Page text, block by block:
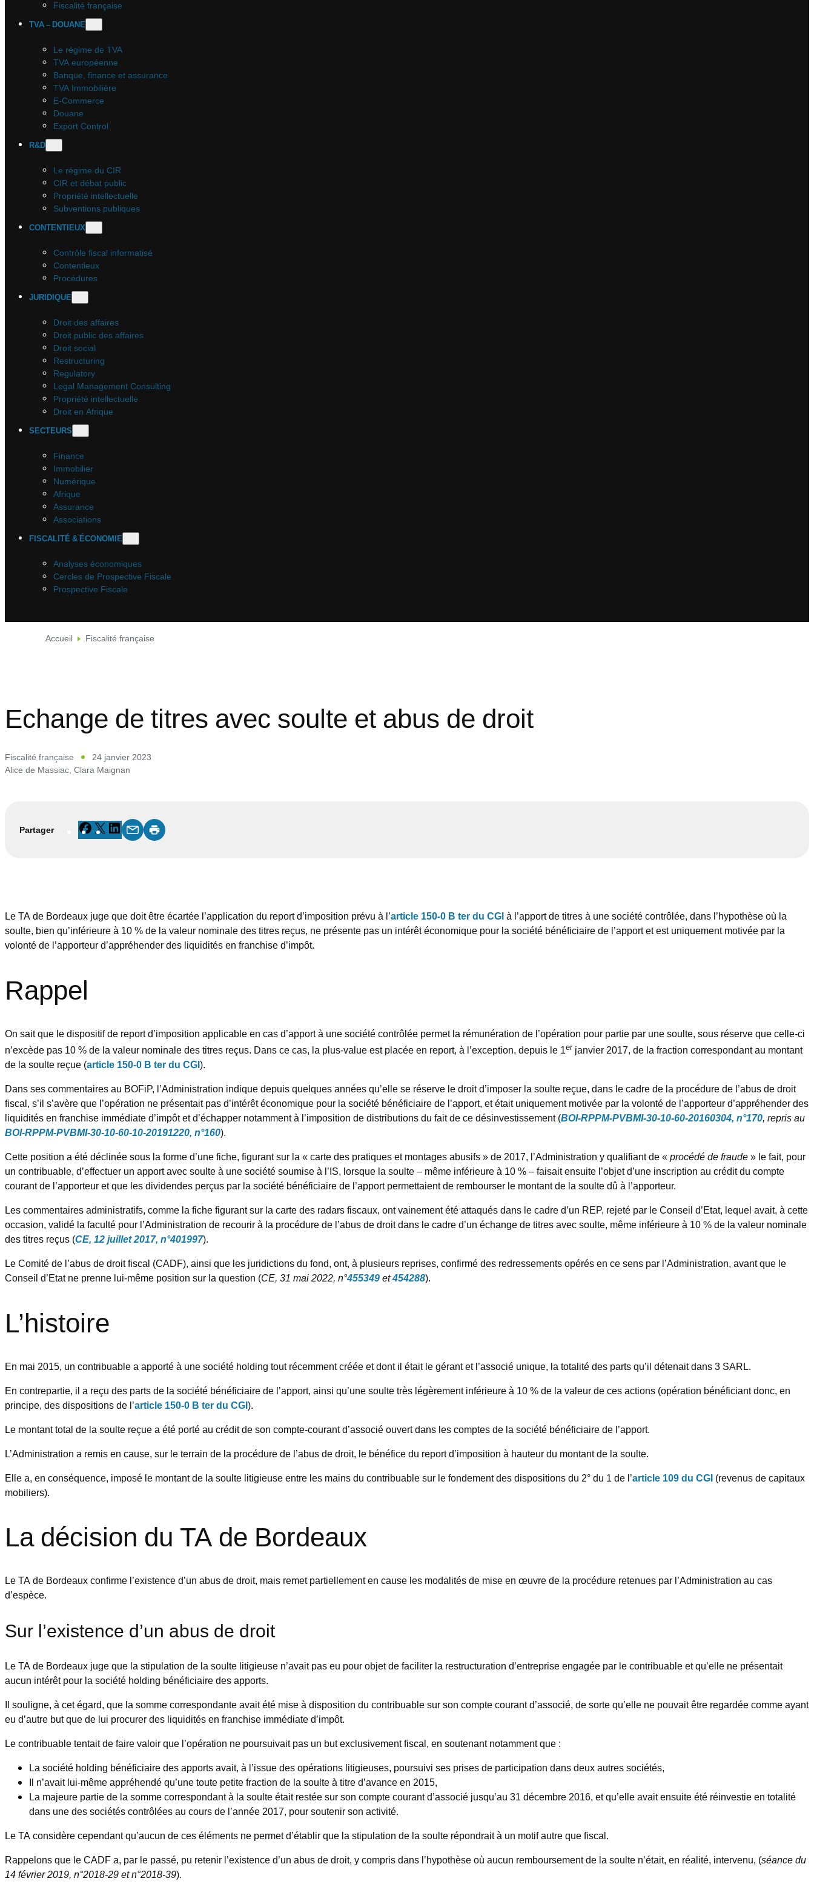
Fiscalité française
TVA – DOUANE
Le régime de TVA
TVA européenne
Banque, finance et assurance
TVA Immobilière
E-Commerce
Douane
Export Control
R&D
Le régime du CIR
CIR et débat public
Propriété intellectuelle
Subventions publiques
CONTENTIEUX
Contrôle fiscal informatisé
Contentieux
Procédures
JURIDIQUE
Droit des affaires
Droit public des affaires
Droit social
Restructuring
Regulatory
Legal Management Consulting
Propriété intellectuelle
Droit en Afrique
SECTEURS
Finance
Immobilier
Numérique
Afrique
Assurance
Associations
FISCALITÉ & ÉCONOMIE
Analyses économiques
Cercles de Prospective Fiscale
Prospective Fiscale
Accueil Fiscalité française
Echange de titres avec soulte et abus de droit
Fiscalité française
24 janvier 2023
Alice de Massiac Clara Maignan
Partager Facebook
X LinkedIn
Le TA de Bordeaux juge que doit être écartée l’application du report d’imposition prévu à l’article 150-0 B ter du CGIà l’apport de titres à une société contrôlée, dans l’hypothèse où la
soulte, bien qu’inférieure à 10 % de la valeur nominale des titres reçus, ne présente pas un intérêt économique pour la société bénéficiaire de l’apport et est uniquement motivée par la
volonté de l’apporteur d’appréhender des liquidités en franchise d’impôt.
Rappel
On sait que le dispositif de report d’imposition applicable en cas d’apport à une société contrôlée permet la rémunération de l’opération pour partie par une soulte, sous réserve que celle-ci
n’excède pas 10 % de la valeur nominale des titres reçus. Dans ce cas, la plus-value est placée en report, à l’exception, depuis le 1erjanvier 2017, de la fraction correspondant au montant
de la soulte reçue (article 150-0 B ter du CGI).
Dans ses commentaires au BOFiP, l’Administration indique depuis quelques années qu’elle se réserve le droit d’imposer la soulte reçue, dans le cadre de la procédure de l’abus de droit
fiscal, s’il s’avère que l’opération ne présentait pas d’intérêt économique pour la société bénéficiaire de l’apport, et était uniquement motivée par la volonté de l’apporteur d’appréhender des
liquidités en franchise immédiate d’impôt et d’échapper notamment à l’imposition de distributions du fait de ce désinvestissement (BOI-RPPM-PVBMI-30-10-60-20160304, n°170, repris au
BOI-RPPM-PVBMI-30-10-60-10-20191220, n°160).
Cette position a été déclinée sous la forme d’une fiche, figurant sur la « carte des pratiques et montages abusifs » de 2017, l’Administration y qualifiant de «procédé de fraude» le fait, pour
un contribuable, d’effectuer un apport avec soulte à une société soumise à l’IS, lorsque la soulte – même inférieure à 10 % – faisait ensuite l’objet d’une inscription au crédit du compte
courant de l’apporteur et que les dividendes perçus par la société bénéficiaire de l’apport permettaient de rembourser le montant de la soulte dû à l’apporteur.
Les commentaires administratifs, comme la fiche figurant sur la carte des radars fiscaux, ont vainement été attaqués dans le cadre d’un REP, rejeté par le Conseil d’Etat, lequel avait, à cette
occasion, validé la faculté pour l’Administration de recourir à la procédure de l’abus de droit dans le cadre d’un échange de titres avec soulte, même inférieure à 10 % de la valeur nominale
des titres reçus (CE, 12 juillet 2017, n°401997).
Le Comité de l’abus de droit fiscal (CADF), ainsi que les juridictions du fond, ont, à plusieurs reprises, confirmé des redressements opérés en ce sens par l’Administration, avant que le
Conseil d’Etat ne prenne lui-même position sur la question (CE, 31 mai 2022, n°455349et454288).
L’histoire
En mai 2015, un contribuable a apporté à une société holding tout récemment créée et dont il était le gérant et l’associé unique, la totalité des parts qu’il détenait dans 3 SARL.
En contrepartie, il a reçu des parts de la société bénéficiaire de l’apport, ainsi qu’une soulte très légèrement inférieure à 10 % de la valeur de ces actions (opération bénéficiant donc, en
principe, des dispositions de l’article 150-0 B ter du CGI).
Le montant total de la soulte reçue a été porté au crédit de son compte-courant d’associé ouvert dans les comptes de la société bénéficiaire de l’apport.
L’Administration a remis en cause, sur le terrain de la procédure de l’abus de droit, le bénéfice du report d’imposition à hauteur du montant de la soulte.
Elle a, en conséquence, imposé le montant de la soulte litigieuse entre les mains du contribuable sur le fondement des dispositions du 2° du 1 de l’article 109 du CGI (revenus de capitaux
mobiliers).
La décision du TA de Bordeaux
Le TA de Bordeaux confirme l’existence d’un abus de droit, mais remet partiellement en cause les modalités de mise en œuvre de la procédure retenues par l’Administration au cas
d’espèce.
Sur l’existence d’un abus de droit
Le TA de Bordeaux juge que la stipulation de la soulte litigieuse n’avait pas eu pour objet de faciliter la restructuration d’entreprise engagée par le contribuable et qu’elle ne présentait
aucun intérêt pour la société holding bénéficiaire des apports.
Il souligne, à cet égard, que la somme correspondante avait été mise à disposition du contribuable sur son compte courant d’associé, de sorte qu’elle ne pouvait être regardée comme ayant
eu d’autre but que de lui procurer des liquidités en franchise immédiate d’impôt.
Le contribuable tentait de faire valoir que l’opération ne poursuivait pas un but exclusivement fiscal, en soutenant notamment que :
La société holding bénéficiaire des apports avait, à l’issue des opérations litigieuses, poursuivi ses prises de participation dans deux autres sociétés,
Il n’avait lui-même appréhendé qu’une toute petite fraction de la soulte à titre d’avance en 2015,
La majeure partie de la somme correspondant à la soulte était restée sur son compte courant d’associé jusqu’au 31 décembre 2016, et qu’elle avait ensuite été réinvestie en totalité
dans une des sociétés contrôlées au cours de l’année 2017, pour soutenir son activité.
Le TA considère cependant qu’aucun de ces éléments ne permet d’établir que la stipulation de la soulte répondrait à un motif autre que fiscal.
Rappelons que le CADF a, par le passé, pu retenir l’existence d’un abus de droit, y compris dans l’hypothèse où aucun remboursement de la soulte n’était, en réalité, intervenu, (séance du
14 février 2019, n°2018-29 et n°2018-39).